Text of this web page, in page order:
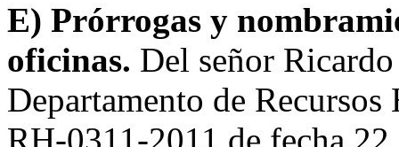
E) Prórrogas y
oficinas. Del señor
Departamento de